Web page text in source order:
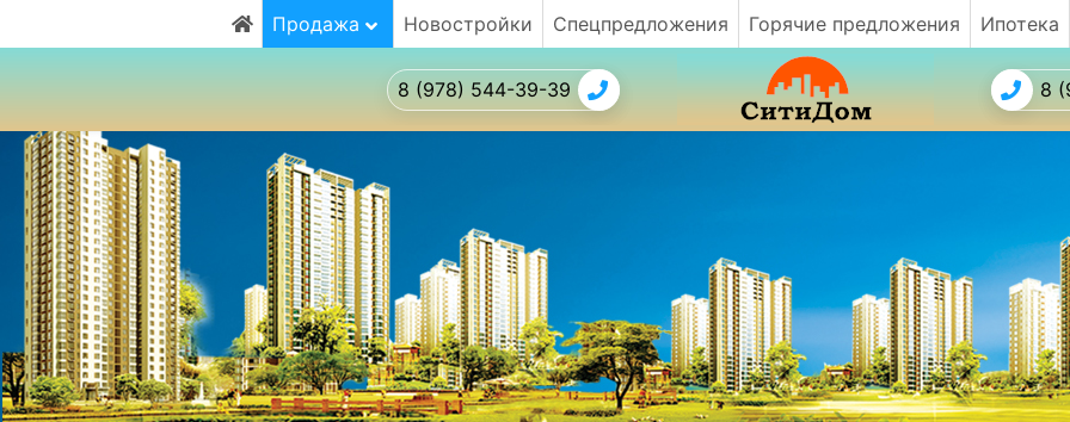
Продажа Новостройки Спецпредложения Горячие предложения Ипотека
8 (978) 544-39-39 8